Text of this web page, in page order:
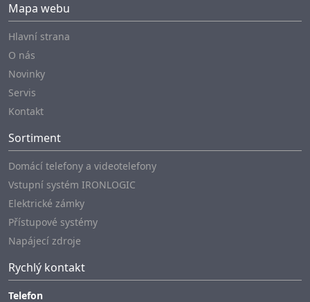
Mapa webu
Hlavní strana
O nás
Novinky
Servis
Kontakt
Sortiment
Domácí telefony a videotelefony
Vstupní systém IRONLOGIC
Elektrické zámky
Přístupové systémy
Napájecí zdroje
Rychlý kontakt
Telefon